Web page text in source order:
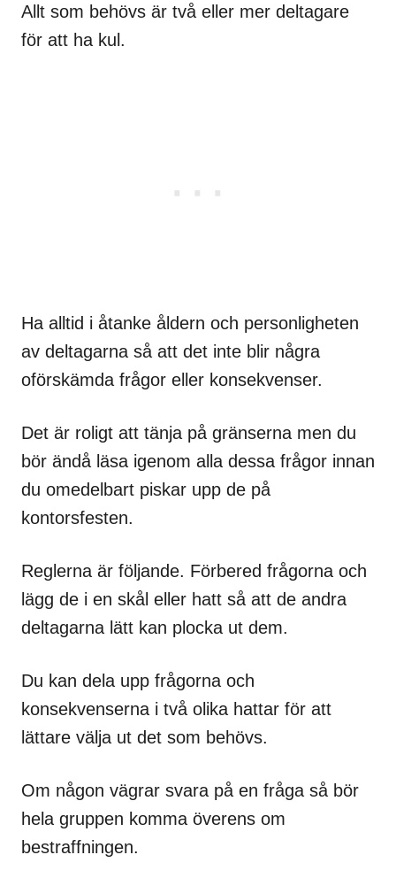
Allt som behövs är två eller mer deltagare
för att ha kul.
Ha alltid i åtanke åldern och personligheten
av deltagarna så att det inte blir några
oförskämda frågor eller konsekvenser.
Det är roligt att tänja på gränserna men du
bör ändå läsa igenom alla dessa frågor innan
du omedelbart piskar upp de på
kontorsfesten.
Reglerna är följande. Förbered frågorna och
lägg de i en skål eller hatt så att de andra
deltagarna lätt kan plocka ut dem.
Du kan dela upp frågorna och
konsekvenserna i två olika hattar för att
lättare välja ut det som behövs.
Om någon vägrar svara på en fråga så bör
hela gruppen komma överens om
bestraffningen.